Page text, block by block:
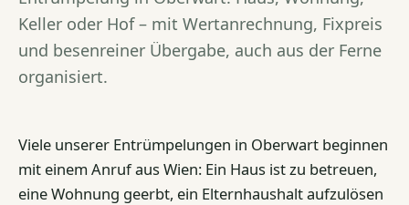
Keller oder Hof – mit Wertanrechnung, Fixpreis
und besenreiner Übergabe, auch aus der Ferne
organisiert.
Viele unserer Entrümpelungen in Oberwart beginnen
mit einem Anruf aus Wien: Ein Haus ist zu betreuen,
eine Wohnung geerbt, ein Elternhaushalt aufzulösen